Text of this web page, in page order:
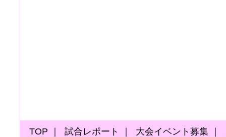
TOP ｜ 試合レポート ｜ 大会イベント募集 ｜